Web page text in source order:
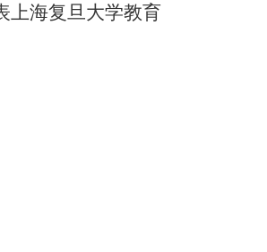
上海复旦大学教育